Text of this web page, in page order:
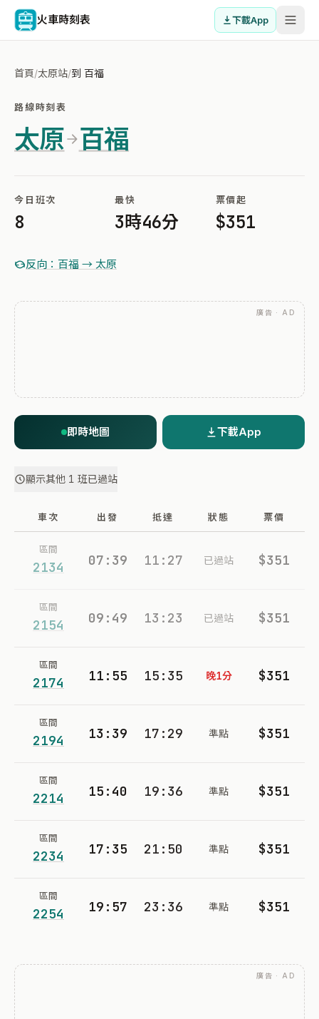
火車時刻表 下載App
首頁/太原站/到 百福
路線時刻表
太原 百福
今日班次
8
最快
3時46分
票價起
$351
反向：百福 → 太原
廣告 · AD
即時地圖 下載App
顯示其他 1 班已過站
車次 出發 抵達 狀態 票價
區間
2134 07:39 11:27 已過站 $351
區間
2154 09:49 13:23 已過站 $351
區間
2174 11:55 15:35 晚1分 $351
區間
2194 13:39 17:29 準點 $351
區間
2214 15:40 19:36 準點 $351
區間
2234 17:35 21:50 準點 $351
區間
2254 19:57 23:36 準點 $351
廣告 · AD